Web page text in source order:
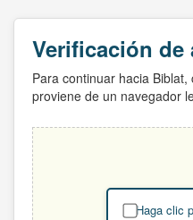
Verificación de
Para continuar hacia
proviene de un navegador
Haga clic